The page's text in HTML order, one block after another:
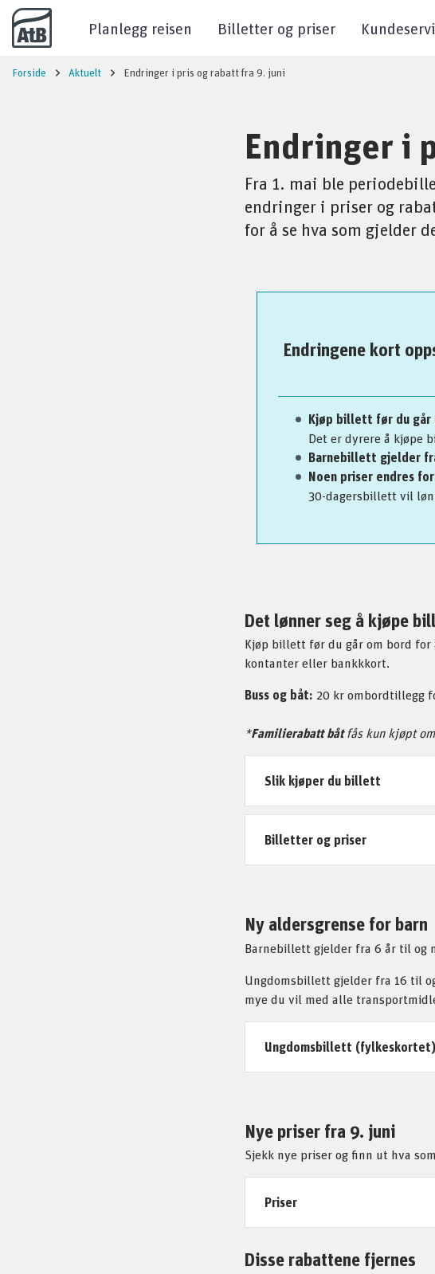
Til innhold
Planlegg reisen Billetter og priser
Forside Aktuelt Endringer i pris og rabatt fra 9. juni
Endringer i
Fra 1. mai ble
endringer i priser og
for å se hva som gjelder
Endringene kort
Kjøp billett før du går
Det er dyrere å kjøpe
Barnebillett gjelder
Noen priser endres
30-dagersbillett vil
Det lønner seg å kjøpe
Kjøp billett før du går om bord for
kontanter eller bankkkort.
Buss og båt: 20 kr ombordtillegg
*Familierabatt båtfås kun kjøpt
Slik kjøper du billett
Billetter og priser
Ny aldersgrense for barn
Barnebillett gjelder fra 6 år til og
Ungdomsbillett gjelder fra 16 til
mye du vil med alle
Ungdomsbillett (fylkeskortet)
Nye priser fra 9. juni
Sjekk nye priser og finn ut hva
Priser
Disse rabattene fjernes